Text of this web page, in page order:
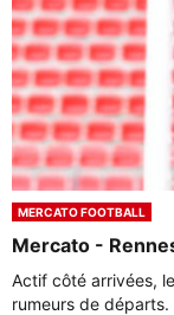
MERCATO FOOTBALL
Mercato -
Actif côté arrivées,
rumeurs de